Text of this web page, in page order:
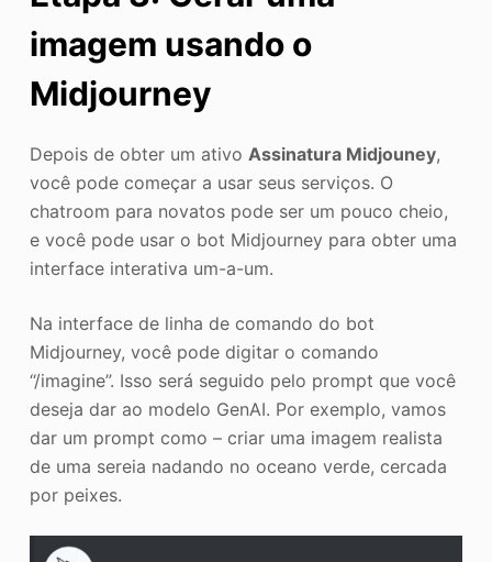
imagem usando o
Midjourney
Depois de obter um ativo Assinatura Midjouney,
você pode começar a usar seus serviços. O
chatroom para novatos pode ser um pouco cheio,
e você pode usar o bot Midjourney para obter uma
interface interativa um-a-um.
Na interface de linha de comando do bot
Midjourney, você pode digitar o comando
“/imagine”. Isso será seguido pelo prompt que você
deseja dar ao modelo GenAI. Por exemplo, vamos
dar um prompt como – criar uma imagem realista
de uma sereia nadando no oceano verde, cercada
por peixes.